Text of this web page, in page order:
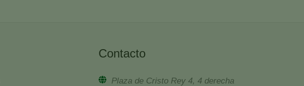
Contacto
Plaza de Cristo Rey 4, 4 derecha